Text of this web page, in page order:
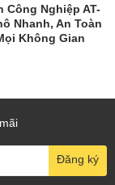
Công Nghiệp AT-
Nhanh, An Toàn
Không Gian
Đăng ký